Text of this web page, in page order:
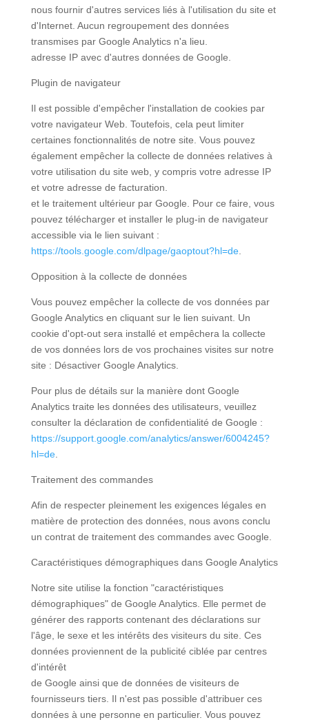
nous fournir d'autres services liés à l'utilisation du site et
d'Internet. Aucun regroupement des données
transmises par Google Analytics n'a lieu.
adresse IP avec d'autres données de Google.
Plugin de navigateur
Il est possible d'empêcher l'installation de cookies par
votre navigateur Web. Toutefois, cela peut limiter
certaines fonctionnalités de notre site. Vous pouvez
également empêcher la collecte de données relatives à
votre utilisation du site web, y compris votre adresse IP
et votre adresse de facturation.
et le traitement ultérieur par Google. Pour ce faire, vous
pouvez télécharger et installer le plug-in de navigateur
accessible via le lien suivant :
https://tools.google.com/dlpage/gaoptout?hl=de.
Opposition à la collecte de données
Vous pouvez empêcher la collecte de vos données par
Google Analytics en cliquant sur le lien suivant. Un
cookie d'opt-out sera installé et empêchera la collecte
de vos données lors de vos prochaines visites sur notre
site : Désactiver Google Analytics.
Pour plus de détails sur la manière dont Google
Analytics traite les données des utilisateurs, veuillez
consulter la déclaration de confidentialité de Google :
https://support.google.com/analytics/answer/6004245?
hl=de.
Traitement des commandes
Afin de respecter pleinement les exigences légales en
matière de protection des données, nous avons conclu
un contrat de traitement des commandes avec Google.
Caractéristiques démographiques dans Google Analytics
Notre site utilise la fonction "caractéristiques
démographiques" de Google Analytics. Elle permet de
générer des rapports contenant des déclarations sur
l'âge, le sexe et les intérêts des visiteurs du site. Ces
données proviennent de la publicité ciblée par centres
d'intérêt
de Google ainsi que de données de visiteurs de
fournisseurs tiers. Il n'est pas possible d'attribuer ces
données à une personne en particulier. Vous pouvez